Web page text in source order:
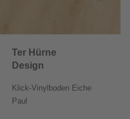
Ter Hürne
Design
Friends
Klick-Vinylboden Eiche
Paul